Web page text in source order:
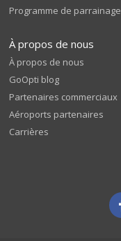
Programme de parrainage
À propos de nous
À propos de nous
GoOpti blog
Partenaires commerciaux
Aéroports partenaires
Carrières